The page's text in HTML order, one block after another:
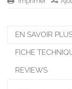
EN SAVOIR
FICHE
REVIEWS